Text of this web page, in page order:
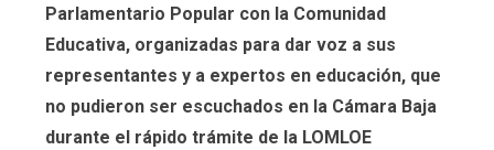
Parlamentario Popular con la Comunidad
Educativa, organizadas para dar voz a sus
representantes y a expertos en educación, que
no pudieron ser escuchados en la Cámara Baja
durante el rápido trámite de la LOMLOE